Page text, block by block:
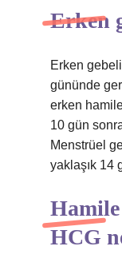
Erken
Erken
gününde
erken
10 gün
Menstrüel
yaklaşık 14
HCG